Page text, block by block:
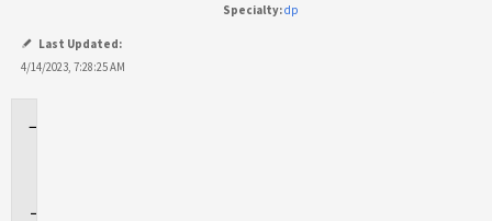
Specialty:dp
Last Updated:
4/14/2023, 7:28:25 AM